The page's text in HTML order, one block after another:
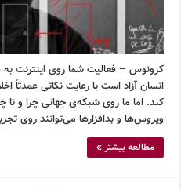
کرونوس – فعالیت شما روی اینترنت به
انسان آزاد است با رعایت نکاتی عمدتاً
کند. اما ما روی شبکه‌ی جهانی چرا و
ویروس‌ها و بدافزارها می‌توانند روی
مطالعه بیشتر »